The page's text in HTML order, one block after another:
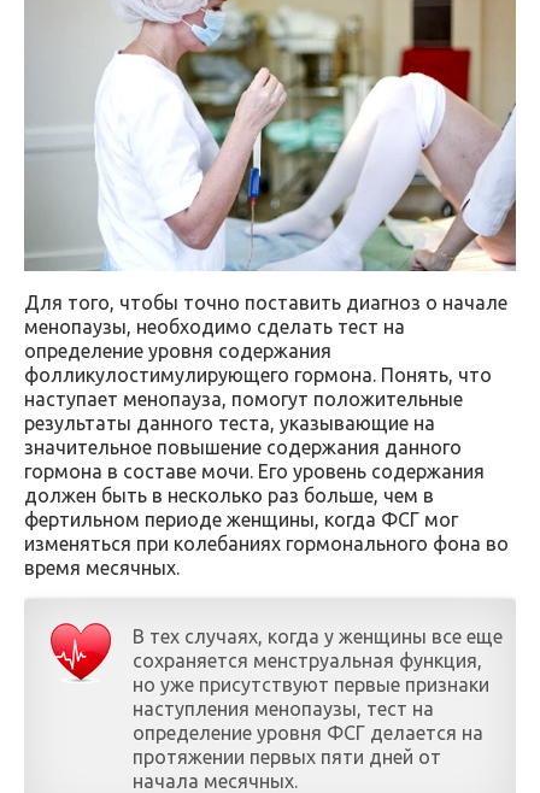
Для того, чтобы точно поставить диагноз о начале
менопаузы, необходимо сделать тест на
определение уровня содержания
фолликулостимулирующего гормона. Понять, что
наступает менопауза, помогут положительные
результаты данного теста, указывающие на
значительное повышение содержания данного
гормона в составе мочи. Его уровень содержания
должен быть в несколько раз больше, чем в
фертильном периоде женщины, когда ФСГ мог
изменяться при колебаниях гормонального фона во
время месячных.
В тех случаях, когда у женщины все еще
сохраняется менструальная функция,
но уже присутствуют первые признаки
наступления менопаузы, тест на
определение уровня ФСГ делается на
протяжении первых пяти дней от
начала месячных.